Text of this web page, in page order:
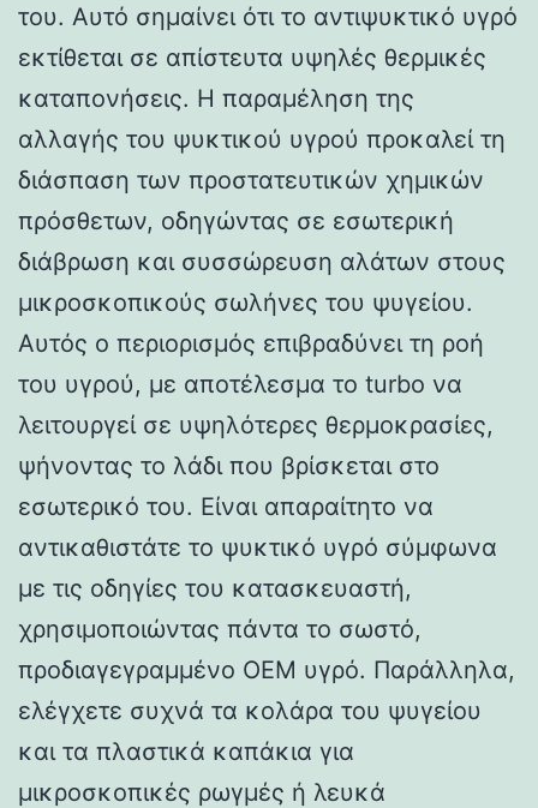
του. Αυτό σημαίνει ότι το αντιψυκτικό υγρό
εκτίθεται σε απίστευτα υψηλές θερμικές
καταπονήσεις. Η παραμέληση της
αλλαγής του ψυκτικού υγρού προκαλεί τη
διάσπαση των προστατευτικών χημικών
πρόσθετων, οδηγώντας σε εσωτερική
διάβρωση και συσσώρευση αλάτων στους
μικροσκοπικούς σωλήνες του ψυγείου.
Αυτός ο περιορισμός επιβραδύνει τη ροή
του υγρού, με αποτέλεσμα το turbo να
λειτουργεί σε υψηλότερες θερμοκρασίες,
ψήνοντας το λάδι που βρίσκεται στο
εσωτερικό του. Είναι απαραίτητο να
αντικαθιστάτε το ψυκτικό υγρό σύμφωνα
με τις οδηγίες του κατασκευαστή,
χρησιμοποιώντας πάντα το σωστό,
προδιαγεγραμμένο OEM υγρό. Παράλληλα,
ελέγχετε συχνά τα κολάρα του ψυγείου
και τα πλαστικά καπάκια για
μικροσκοπικές ρωγμές ή λευκά